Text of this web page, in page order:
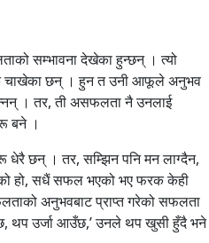
सम्भावना देखेका हुन्छन् । त्यो
चाखेका छन् । हुन त उनी आफूले अनुभव
। तर, ती असफलता नै उनलाई
बने ।
धेरै छन् । तर, सम्झिन पनि मन लाग्दैन,
हो, सधैं सफल भएको भए फरक केही
अनुभवबाट प्राप्त गरेको सफलता
थप उर्जा आउँछ,’ उनले थप खुसी हुँदै भने